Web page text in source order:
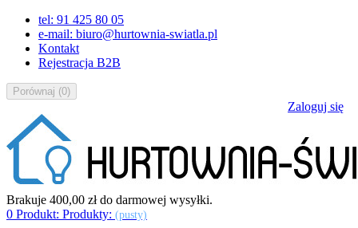
tel: 91 425 80 05
e-mail: biuro@hurtownia-swiatla.pl
Kontakt
Rejestracja B2B
Porównaj (0)
Zaloguj się
Brakuje 400,00 złdo darmowej wysyłki.
0 Produkt: Produkty: (pusty)